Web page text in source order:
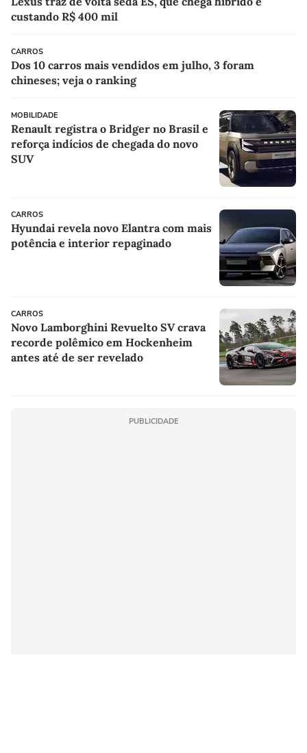
custando R$ 400 mil
CARROS
Dos 10 carros mais vendidos em julho, 3 foram
chineses; veja o ranking
MOBILIDADE
Renault registra o Bridger no Brasil e
reforça indícios de chegada do novo
SUV
CARROS
Hyundai revela novo Elantra com mais
potência e interior repaginado
CARROS
Novo Lamborghini Revuelto SV crava
recorde polêmico em Hockenheim
antes até de ser revelado
PUBLICIDADE